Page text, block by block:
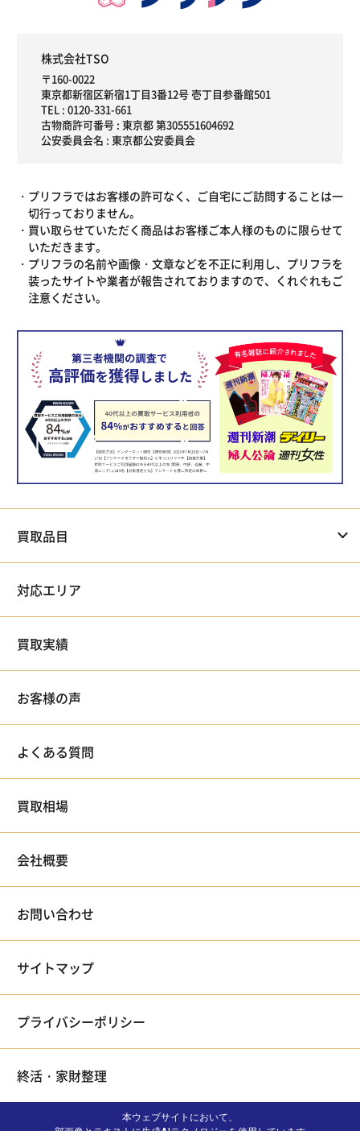
株式会社TSO
〒160-0022
東京都新宿区新宿1丁目3番12号 壱丁目参番館501
TEL : 0120-331-661
古物商許可番号 : 東京都 第305551604692
公安委員会名 : 東京都公安委員会
プリフラではお客様の許可なく、ご自宅にご訪問することは一
切行っておりません。
買い取らせていただく商品はお客様ご本人様のものに限らせて
いただきます。
プリフラの名前や画像・文章などを不正に利用し、プリフラを
装ったサイトや業者が報告されておりますので、くれぐれもご
注意ください。
買取品目
対応エリア
買取実績
お客様の声
よくある質問
買取相場
会社概要
お問い合わせ
サイトマップ
プライバシーポリシー
終活・家財整理
本ウェブサイトにおいて、